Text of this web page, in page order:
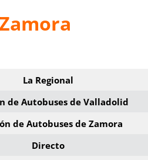
La Regional
de Autobuses de Valladolid
de Autobuses de Zamora
Directo